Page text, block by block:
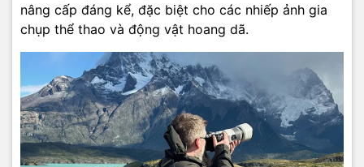
nâng cấp đáng kể, đặc biệt cho các nhiếp ảnh gia
chụp thể thao và động vật hoang dã.